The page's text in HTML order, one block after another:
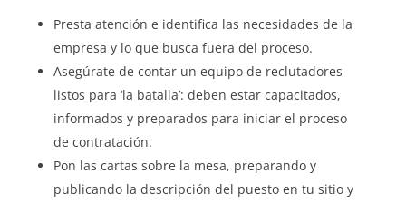
Presta atención e identifica las necesidades de la
empresa y lo que busca fuera del proceso.
Asegúrate de contar un equipo de reclutadores
listos para ‘la batalla’: deben estar capacitados,
informados y preparados para iniciar el proceso
de contratación.
Pon las cartas sobre la mesa, preparando y
publicando la descripción del puesto en tu sitio y